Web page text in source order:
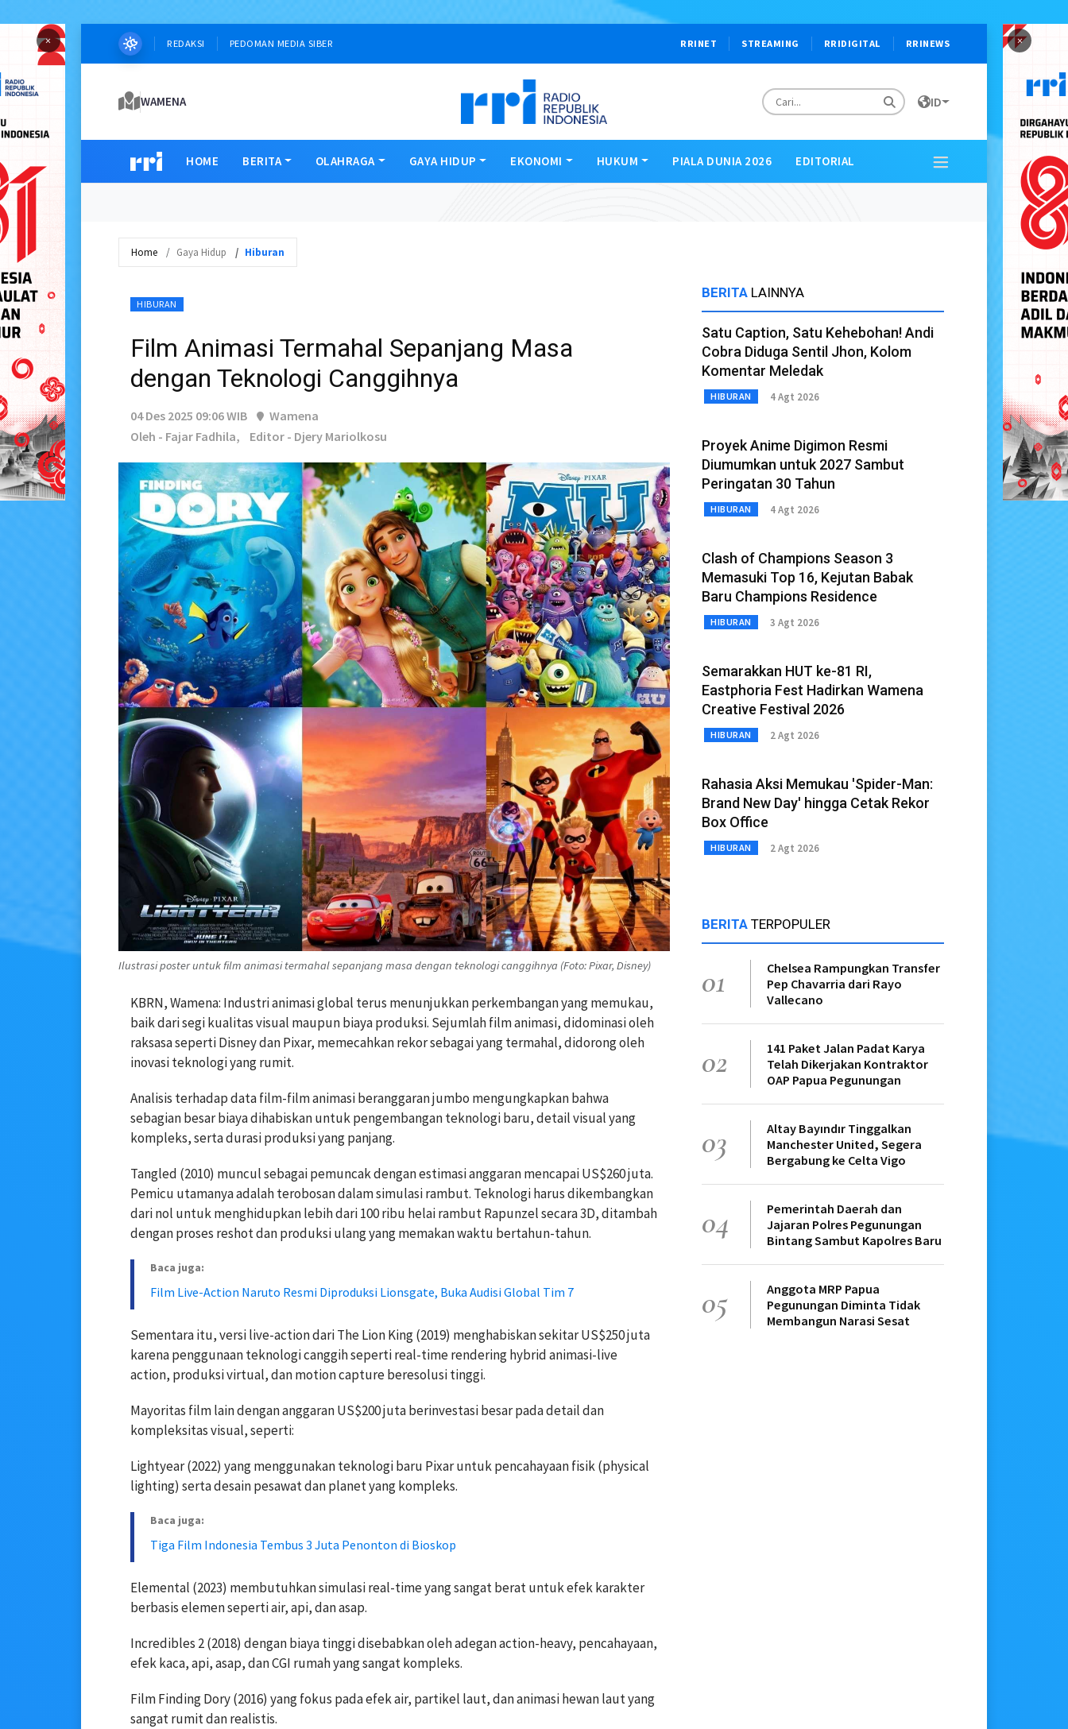
× ×
REDAKSI PEDOMAN MEDIA SIBER RRINET STREAMING RRIDIGITAL RRINEWS
WAMENA ID
HOME BERITA OLAHRAGA GAYA HIDUP EKONOMI HUKUM PIALA DUNIA 2026 EDITORIAL
Home Gaya Hidup Hiburan
HIBURAN
Film Animasi Termahal Sepanjang Masa
dengan Teknologi Canggihnya
04 Des 2025 09:06 WIB
Wamena
Oleh - Fajar Fadhila,
Editor - Djery Mariolkosu
Ilustrasi poster untuk film animasi termahal sepanjang masa dengan teknologi canggihnya (Foto: Pixar, Disney)
KBRN, Wamena: Industri animasi global terus menunjukkan perkembangan yang memukau,
baik dari segi kualitas visual maupun biaya produksi. Sejumlah film animasi, didominasi oleh
raksasa seperti Disney dan Pixar, memecahkan rekor sebagai yang termahal, didorong oleh
inovasi teknologi yang rumit.
Analisis terhadap data film-film animasi beranggaran jumbo mengungkapkan bahwa
sebagian besar biaya dihabiskan untuk pengembangan teknologi baru, detail visual yang
kompleks, serta durasi produksi yang panjang.
Tangled (2010) muncul sebagai pemuncak dengan estimasi anggaran mencapai US$260 juta.
Pemicu utamanya adalah terobosan dalam simulasi rambut. Teknologi harus dikembangkan
dari nol untuk menghidupkan lebih dari 100 ribu helai rambut Rapunzel secara 3D, ditambah
dengan proses reshot dan produksi ulang yang memakan waktu bertahun-tahun.
Baca juga:
Film Live-Action Naruto Resmi Diproduksi Lionsgate, Buka Audisi Global Tim 7
Sementara itu, versi live-action dari The Lion King (2019) menghabiskan sekitar US$250 juta
karena penggunaan teknologi canggih seperti real-time rendering hybrid animasi-live
action, produksi virtual, dan motion capture beresolusi tinggi.
Mayoritas film lain dengan anggaran US$200 juta berinvestasi besar pada detail dan
kompleksitas visual, seperti:
Lightyear (2022) yang menggunakan teknologi baru Pixar untuk pencahayaan fisik (physical
lighting) serta desain pesawat dan planet yang kompleks.
Baca juga:
Tiga Film Indonesia Tembus 3 Juta Penonton di Bioskop
Elemental (2023) membutuhkan simulasi real-time yang sangat berat untuk efek karakter
berbasis elemen seperti air, api, dan asap.
Incredibles 2 (2018) dengan biaya tinggi disebabkan oleh adegan action-heavy, pencahayaan,
efek kaca, api, asap, dan CGI rumah yang sangat kompleks.
Film Finding Dory (2016) yang fokus pada efek air, partikel laut, dan animasi hewan laut yang
sangat rumit dan realistis.
BERITA LAINNYA
Satu Caption, Satu Kehebohan! Andi
Cobra Diduga Sentil Jhon, Kolom
Komentar Meledak
HIBURAN 4 Agt 2026
Proyek Anime Digimon Resmi
Diumumkan untuk 2027 Sambut
Peringatan 30 Tahun
HIBURAN 4 Agt 2026
Clash of Champions Season 3
Memasuki Top 16, Kejutan Babak
Baru Champions Residence
HIBURAN 3 Agt 2026
Semarakkan HUT ke-81 RI,
Eastphoria Fest Hadirkan Wamena
Creative Festival 2026
HIBURAN 2 Agt 2026
Rahasia Aksi Memukau 'Spider-Man:
Brand New Day' hingga Cetak Rekor
Box Office
HIBURAN 2 Agt 2026
BERITA TERPOPULER
01
Chelsea Rampungkan Transfer
Pep Chavarria dari Rayo
Vallecano
02
141 Paket Jalan Padat Karya
Telah Dikerjakan Kontraktor
OAP Papua Pegunungan
03
Altay Bayındır Tinggalkan
Manchester United, Segera
Bergabung ke Celta Vigo
04
Pemerintah Daerah dan
Jajaran Polres Pegunungan
Bintang Sambut Kapolres Baru
05
Anggota MRP Papua
Pegunungan Diminta Tidak
Membangun Narasi Sesat